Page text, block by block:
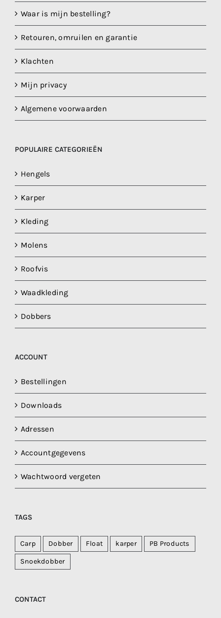
Waar is mijn bestelling?
Retouren, omruilen en garantie
Klachten
Mijn privacy
Algemene voorwaarden
POPULAIRE CATEGORIEËN
Hengels
Karper
Kleding
Molens
Roofvis
Waadkleding
Dobbers
ACCOUNT
Bestellingen
Downloads
Adressen
Accountgegevens
Wachtwoord vergeten
TAGS
Carp Dobber Float karper PB Products
Snoekdobber
CONTACT